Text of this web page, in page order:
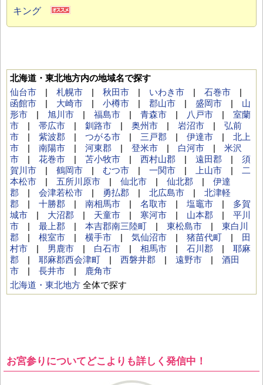
キング
北海道・東北地方内の地域名で探す
仙台市 | 札幌市 | 秋田市 | いわき市 | 石巻市 |
函館市 | 大崎市 | 小樽市 | 郡山市 | 盛岡市 | 山
形市 | 旭川市 | 福島市 | 青森市 | 八戸市 | 室蘭
市 | 帯広市 | 釧路市 | 奥州市 | 岩沼市 | 弘前
市 | 紫波郡 | つがる市 | 三戸郡 | 伊達市 | 北上
市 | 南陽市 | 河東郡 | 登米市 | 白河市 | 米沢
市 | 花巻市 | 苫小牧市 | 西村山郡 | 遠田郡 | 須
賀川市 | 鶴岡市 | むつ市 | 一関市 | 上山市 |
二
本松市 | 五所川原市 | 仙北市 | 仙北郡 | 伊達
郡 | 会津若松市 | 勇払郡 | 北広島市 | 北津軽
郡 | 十勝郡 | 南相馬市 | 名取市 | 塩竈市 | 多賀
城市 | 大沼郡 | 天童市 | 寒河市 | 山本郡 | 平川
市 | 最上郡 | 本吉郡南三陸町 | 東松島市 | 東白川
郡 | 根室市 | 横手市 | 気仙沼市 | 猪苗代町 | 田
村市 | 男鹿市 | 白石市 | 相馬市 | 石川郡 | 耶麻
郡 | 耶麻郡西会津町 | 西磐井郡 | 遠野市 | 酒田
市 | 長井市 |
鹿角市
北海道・東北地方 全体で探す
お宮参りについてどこよりも詳しく発信中！